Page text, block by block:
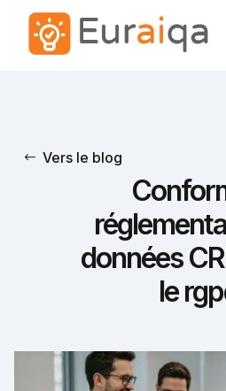
Vers le blog
données
le